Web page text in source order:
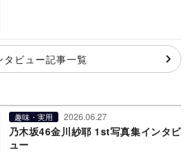
タビュー記事一覧
趣味・実用 2026.06.27
乃木坂46金川紗耶 1st写真集インタビ
ュー